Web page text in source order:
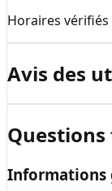
Horaires vérifiés
Avis des
Informations